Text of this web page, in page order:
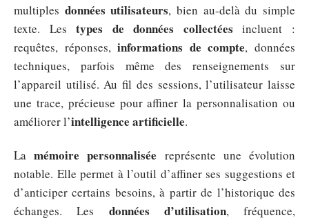
multiples données utilisateurs, bien au-delà du simple
texte. Lestypes de données collectées incluent :
requêtes, réponses,informations de compte, données
techniques, parfois même des renseignements sur
l’appareil utilisé. Au fil des sessions, l’utilisateur laisse
une trace, précieuse pour affiner la personnalisation ou
améliorer l’intelligence artificielle.
Lamémoire personnalisée représente une évolution
notable. Elle permet à l’outil d’affiner ses suggestions et
d’anticiper certains besoins, à partir de l’historique des
échanges. Les données d’utilisation, fréquence,